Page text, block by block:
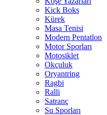
Kick Boks
Kürek
Masa Tenisi
Modern Pentatlon
Motor Sporları
Motosiklet
Okçuluk
Oryantring
Ragbi
Ralli
Satranç
Su Sporları